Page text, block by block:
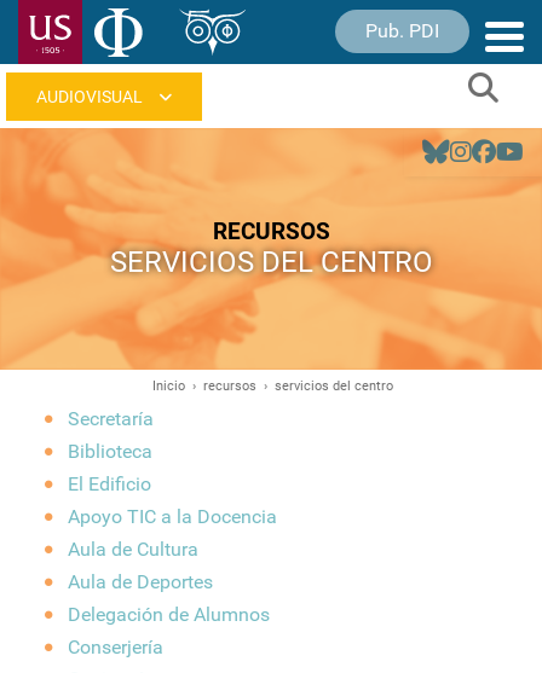
Pasar
Pub. PDI
Navegación
principal
RECURSOS
SERVICIOS DEL CENTRO
navegación
Inicio recursos servicios del centro
Secretaría
Biblioteca
El Edificio
Apoyo TIC a la Docencia
Aula de Cultura
Aula de Deportes
Delegación de Alumnos
Conserjería